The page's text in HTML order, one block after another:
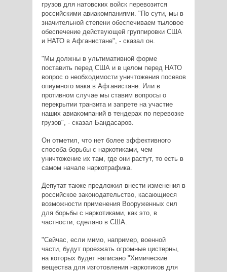
грузов для натовских войск перевозится
российскими авиакомпаниями. "По сути, мы в
значительной степени обеспечиваем тыловое
обеспечение действующей группировки США
и НАТО в Афганистане", - сказал он.
"Мы должны в ультимативной форме
поставить перед США и в целом перед НАТО
вопрос о необходимости уничтожения посевов
опиумного мака в Афганистане. Или в
противном случае мы ставим вопросы о
перекрытии транзита и запрете на участие
наших авиакомпаний в тендерах по перевозке
грузов", - сказал Бандасаров.
Он отметил, что нет более эффективного
способа борьбы с наркотиками, чем
уничтожение их там, где они растут, то есть в
самом начале наркотрафика.
Депутат также предложил внести изменения в
российское законодательство, касающиеся
возможности применения Вооруженных сил
для борьбы с наркотиками, как это, в
частности, сделано в США.
"Сейчас, если мимо, например, военной
части, будут проезжать огромные цистерны,
на которых будет написано "Химические
вещества для изготовления наркотиков для